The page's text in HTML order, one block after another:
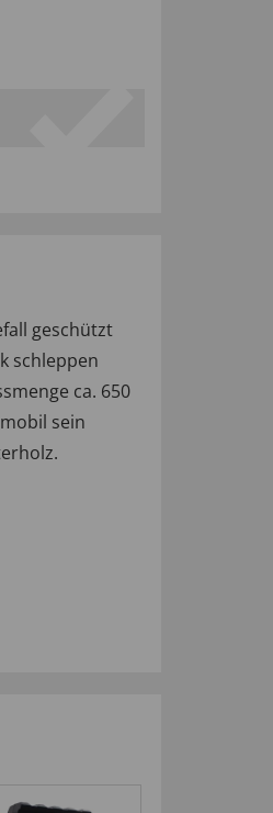
geschützt
schleppen
ca. 650
sein